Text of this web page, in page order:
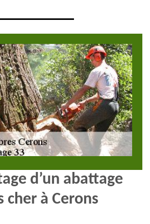
d’un abattage
cher à Cerons